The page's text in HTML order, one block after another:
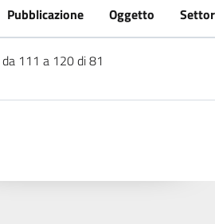
Pubblicazione Oggetto
111 a 120 di 81